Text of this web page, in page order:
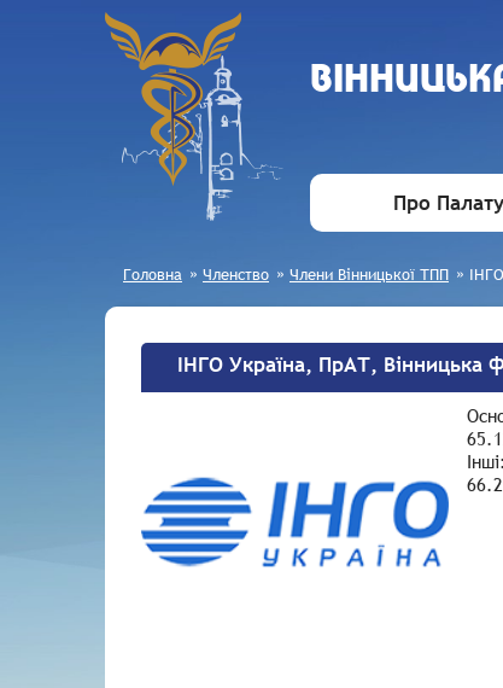
Про Палату
Головна » Членство » Члени Вінницької ТПП »
ІНГО Україна, ПрАТ, Вінницька
Інші: